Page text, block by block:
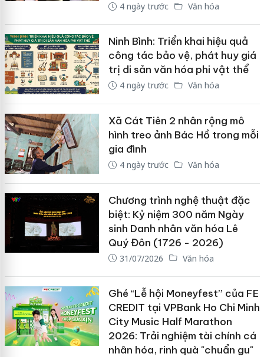
4 ngày trước Văn hóa
Ninh Bình: Triển khai hiệu quả
công tác bảo vệ, phát huy giá
trị di sản văn hóa phi vật thể
4 ngày trước Văn hóa
Xã Cát Tiên 2 nhân rộng mô
hình treo ảnh Bác Hồ trong mỗi
gia đình
4 ngày trước Văn hóa
Chương trình nghệ thuật đặc
biệt: Kỷ niệm 300 năm Ngày
sinh Danh nhân văn hóa Lê
Quý Đôn (1726 - 2026)
31/07/2026 Văn hóa
Ghé “Lễ hội Moneyfest” của FE
CREDIT tại VPBank Ho Chi Minh
City Music Half Marathon
2026: Trải nghiệm tài chính cá
nhân hóa, rinh quà "chuẩn gu"